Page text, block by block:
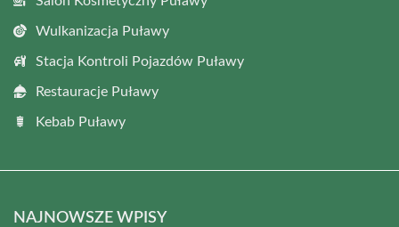
Wulkanizacja Puławy
Stacja Kontroli Pojazdów Puławy
Restauracje Puławy
Kebab Puławy
NAJNOWSZE WPISY